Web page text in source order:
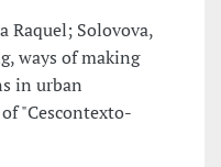
Raquel; Solovova,
ways of making
in urban
"Cescontexto-